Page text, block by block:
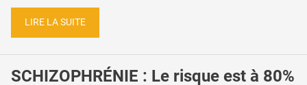
LIRE LA SUITE
SCHIZOPHRÉNIE : Le risque est à 80%